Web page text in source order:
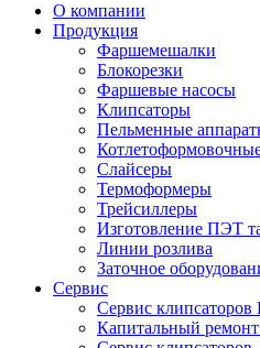
О компании
Продукция
Фаршемешалки
Блокорезки
Фаршевые насосы
Клипсаторы
Пельменные
Слайсеры
Термоформеры
Трейсиллеры
Изготовление ПЭТ
Линии розлива
Заточное
Сервис
Сервис клипсаторов
Капитальный